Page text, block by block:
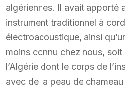
algériennes. Il avait apporté
instrument traditionnel à
électroacoustique, ainsi
moins connu chez nous,
l’Algérie dont le corps de
avec de la peau de